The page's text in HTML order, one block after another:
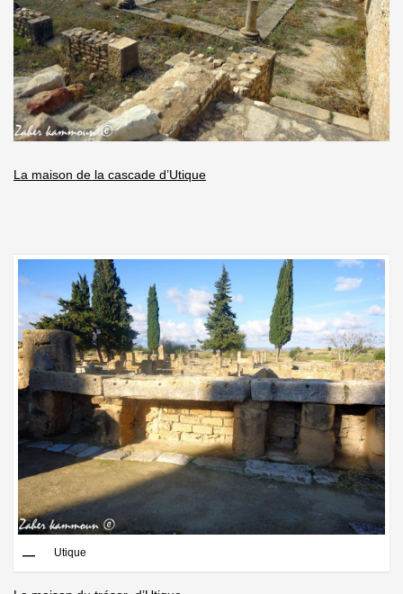
La maison de la cascade d’Utique
Utique